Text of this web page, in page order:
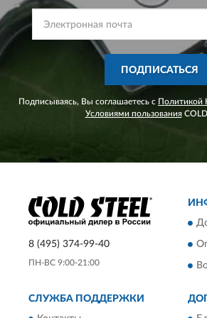
ПОДПИСАТЬСЯ
Подписываясь, Вы соглашаетесь с Политикой
Условиями пользованияCOLD
8 (495) 374-99-40
ПН-ВС 9:00-21:00
СЛУЖБА ПОДДЕРЖКИ